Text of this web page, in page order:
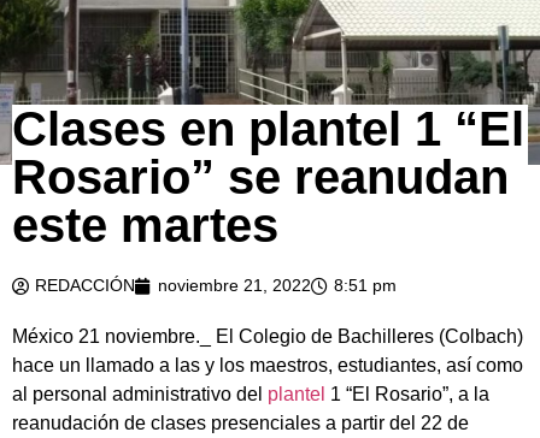
Clases en plantel 1 “El
Rosario” se reanudan
este martes
REDACCIÓN noviembre 21, 2022 8:51 pm
México 21 noviembre._ El Colegio de Bachilleres (Colbach)
hace un llamado a las y los maestros, estudiantes, así como
al personal administrativo del plantel 1 “El Rosario”, a la
reanudación de clases presenciales a partir del 22 de